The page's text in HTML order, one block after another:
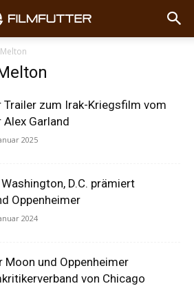
Trailer zum Irak-Kriegsfilm vom
Garland
2025
D.C. prämiert
Oppenheimer
2024
und Oppenheimer
von Chicago